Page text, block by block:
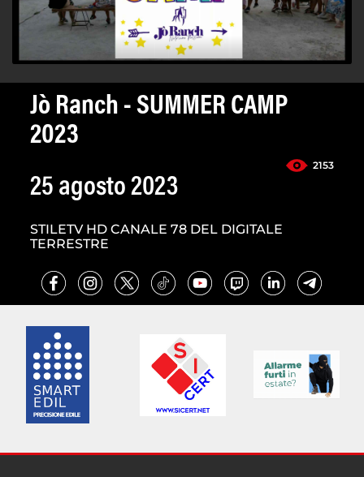
Jò Ranch - SUMMER CAMP
2023
2153
25 agosto 2023
STILETV HD CANALE 78 DEL DIGITALE
TERRESTRE